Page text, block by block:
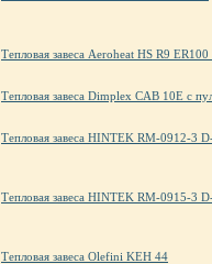
Тепловая завеса Aeroheat HS R9 ER100
Тепловая завеса Dimplex CAB 10E с
Тепловая завеса HINTEK RM-0912-3
Тепловая завеса HINTEK RM-0915-3
Тепловая завеса Olefini KEH 44